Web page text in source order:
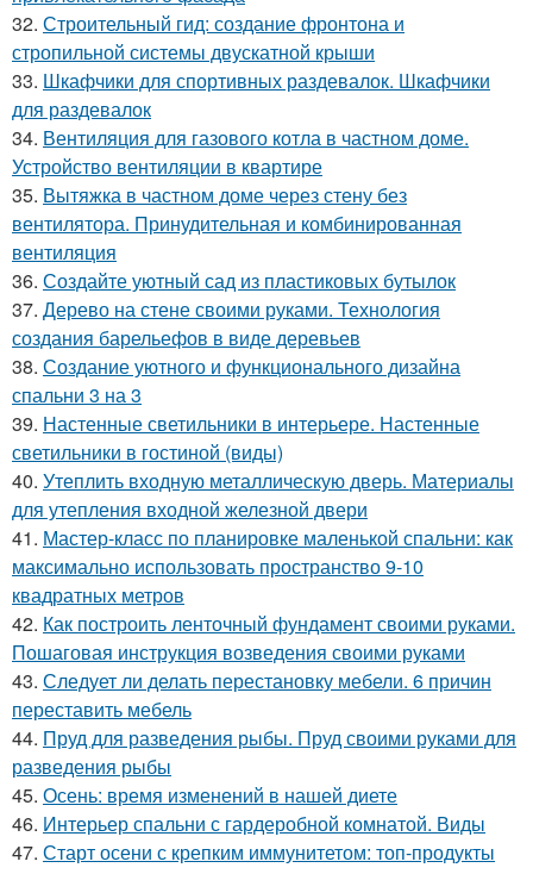
32. Строительный гид: создание фронтона и
стропильной системы двускатной крыши
33. Шкафчики для спортивных раздевалок. Шкафчики
для раздевалок
34. Вентиляция для газового котла в частном доме.
Устройство вентиляции в квартире
35. Вытяжка в частном доме через стену без
вентилятора. Принудительная и комбинированная
вентиляция
36. Создайте уютный сад из пластиковых бутылок
37. Дерево на стене своими руками. Технология
создания барельефов в виде деревьев
38. Создание уютного и функционального дизайна
спальни 3 на 3
39. Настенные светильники в интерьере. Настенные
светильники в гостиной (виды)
40. Утеплить входную металлическую дверь. Материалы
для утепления входной железной двери
41. Мастер-класс по планировке маленькой спальни: как
максимально использовать пространство 9-10
квадратных метров
42. Как построить ленточный фундамент своими руками.
Пошаговая инструкция возведения своими руками
43. Следует ли делать перестановку мебели. 6 причин
переставить мебель
44. Пруд для разведения рыбы. Пруд своими руками для
разведения рыбы
45. Осень: время изменений в нашей диете
46. Интерьер спальни с гардеробной комнатой. Виды
47. Старт осени с крепким иммунитетом: топ-продукты